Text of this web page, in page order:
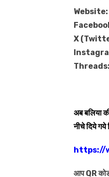
Website:
X
Threads:
अब बलिया
नीचे दिये
https://
आप QR